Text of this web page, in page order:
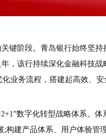
键阶段。青岛银行始终坚
，该行持续深化金融科技
业务流程，搭建起高效、
数字化转型战略体系。
构建产品体系、用户体验管